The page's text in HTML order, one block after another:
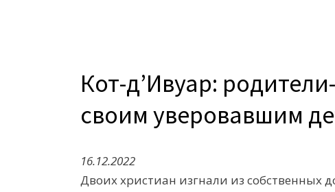
Кот-дʼИвуар:
своим уверовавшим
16.12.2022
Двоих христиан изгнали из собственных